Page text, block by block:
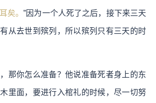
矣。”因为一个人死了之后，接下来三天
从去世到殡列，所以殡列只有三天的时
那你怎么准备？他说准备死者身上的东
里面，要进行入棺礼的时候，尽一切努